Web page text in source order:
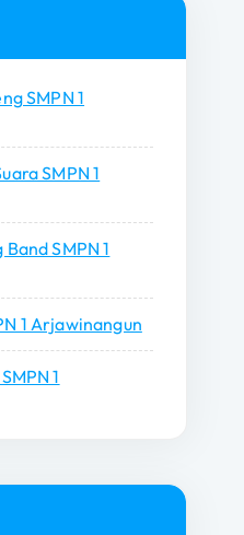
SMPN 1
SMPN 1
SMPN 1
1 Arjawinangun
1